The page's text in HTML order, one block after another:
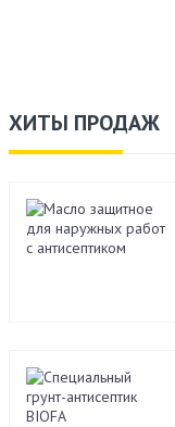
ХИТЫ ПРОДАЖ